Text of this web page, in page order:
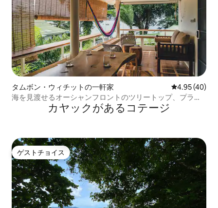
タムボン・ウィチットの一軒家 レビュー40
4.95 (40)
海を見渡せるオーシャンフロントのツリートップ、プライ
ベート、ビーチまで25m
カヤックがあるコテージ
ゲストチョイス
ゲストチョイス